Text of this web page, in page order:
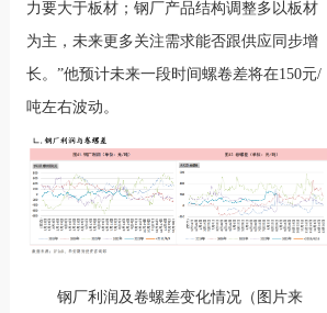
力要大于板材；钢厂产品结构调整多以板材
为主，未来更多关注需求能否跟供应同步增
长。”他预计未来一段时间螺卷差将在150元/
吨左右波动。
钢厂利润及卷螺差变化情况（图片来